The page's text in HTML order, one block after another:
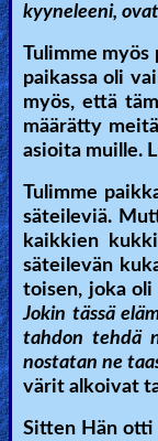
kyyneleeni,
Tulimme myös
paikassa oli
myös, että
määrätty
asioita muille.
Tulimme
säteileviä.
kaikkien
säteilevän
toisen, joka
Jokin tässä
tahdon tehdä
nostatan ne
värit alkoivat
Sitten Hän otti